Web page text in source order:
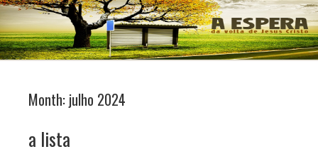
Month: julho 2024
a lista